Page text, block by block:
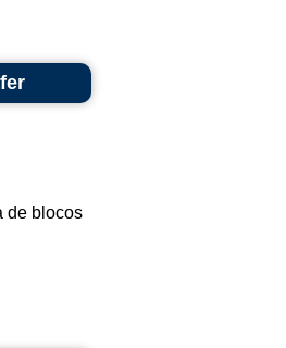
de blocos